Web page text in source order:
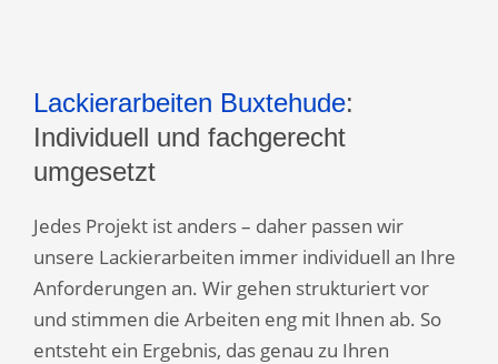
Lackierarbeiten Buxtehude:
Individuell und fachgerecht
umgesetzt
Jedes Projekt ist anders – daher passen wir
unsere Lackierarbeiten immer individuell an Ihre
Anforderungen an. Wir gehen strukturiert vor
und stimmen die Arbeiten eng mit Ihnen ab. So
entsteht ein Ergebnis, das genau zu Ihren